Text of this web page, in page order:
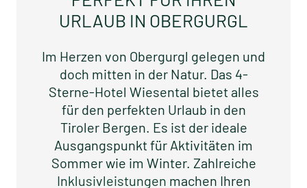
URLAUB IN OBERGURGL
Im Herzen von Obergurgl gelegen und
doch mitten in der Natur. Das 4-
Sterne-Hotel Wiesental bietet alles
für den perfekten Urlaub in den
Tiroler Bergen. Es ist der ideale
Ausgangspunkt für Aktivitäten im
Sommer wie im Winter. Zahlreiche
Inklusivleistungen machen Ihren